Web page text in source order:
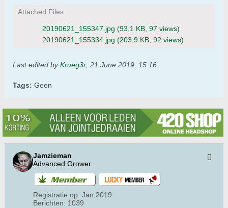
Attached Files
20190621_155347.jpg (93,1 KB, 97 views)
20190621_155334.jpg (203,9 KB, 92 views)
Last edited byKrueg3r; 21 June 2019, 15:16
Tags: Geen
Jamzieman
Advanced Grower
Registratie op: Jan 2019
Berichten: 1039